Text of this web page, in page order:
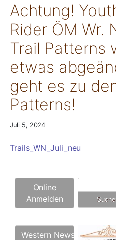
Achtung!
Rider ÖM Wr.
Trail Patterns
etwas
geht es zu
Patterns!
Juli 5, 2024
Trails_WN_Juli_neu
Online
Anmelden
nach:
Western News